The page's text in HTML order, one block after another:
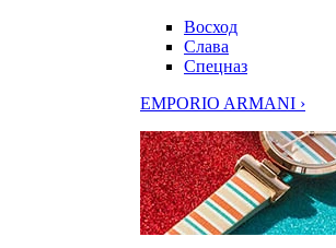
Восход
Слава
Спецназ
EMPORIO ARMANI ›